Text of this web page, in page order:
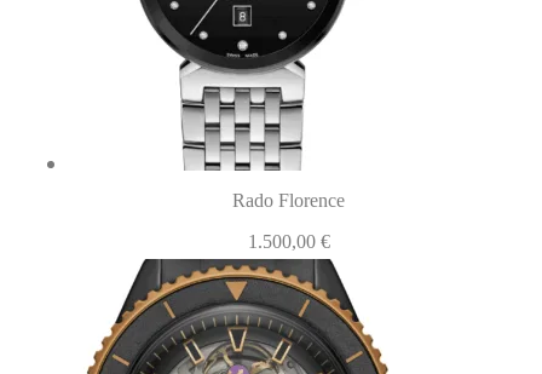
Rado Florence
1.500,00 €